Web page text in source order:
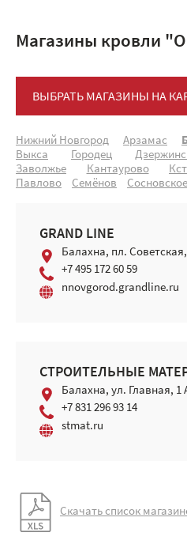
Магазины кровли
ВЫБРАТЬ МАГАЗИНЫ НА
Нижний Новгород Арзамас
Выкса
Городец
Заволжье
Кантаурово
Павлово
Семёнов Сосновское
GRAND LINE
Балахна, пл.
+7 495 172 60 59
nnovgorod.grandline.ru
СТРОИТЕЛЬНЫЕ
Балахна, ул. Главная, 1
+7 831 296 93 14
stmat.ru
Скачать список